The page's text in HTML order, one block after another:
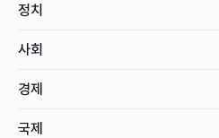
정치
사회
경제
국제